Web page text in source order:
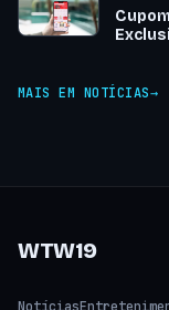
MAIS EM NOTÍCIAS
WTW19
Notícias